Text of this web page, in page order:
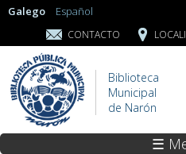
Galego Español
CONTACTO
Biblioteca
Municipal
de Narón
☰